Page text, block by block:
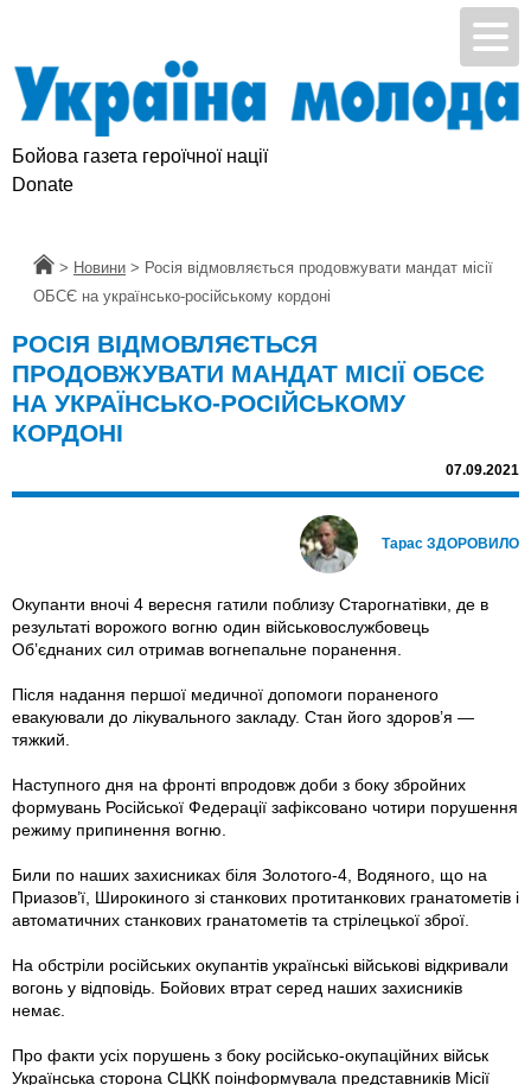
Бойова газета героїчної нації
Donate
Головна
> Новини > Росія відмовляється продовжувати мандат місії
ОБСЄ на українсько-російському кордоні
РОСІЯ ВІДМОВЛЯЄТЬСЯ
ПРОДОВЖУВАТИ МАНДАТ МІСІЇ ОБСЄ
НА УКРАЇНСЬКО-РОСІЙСЬКОМУ
КОРДОНІ
07.09.2021
Тарас ЗДОРОВИЛО
Окупанти вночі 4 вересня гатили поблизу Старогнатівки, де в
результаті ворожого вогню один військовослужбовець
Об’єднаних сил отримав вогнепальне поранення.
Після надання першої медичної допомоги пораненого
евакуювали до лікувального закладу. Стан його здоров’я —
тяжкий.
Наступного дня на фронті впродовж доби з боку збройних
формувань Російської Федерації зафіксовано чотири порушення
режиму припинення вогню.
Били по наших захисниках біля Золотого-4, Водяного, що на
Приазов’ї, Широкиного зі станкових протитанкових гранатометів і
автоматичних станкових гранатометів та стрілецької зброї.
На обстріли російських окупантів українські військові відкривали
вогонь у відповідь. Бойових втрат серед наших захисників
немає.
Про факти усіх порушень з боку російсько-окупаційних військ
Українська сторона СЦКК поiнформувала представників Місії